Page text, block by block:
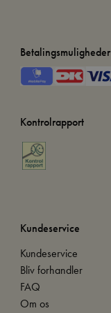
Betalingsmuligheder
Kontrolrapport
Kundeservice
Kundeservice
Bliv forhandler
FAQ
Om os